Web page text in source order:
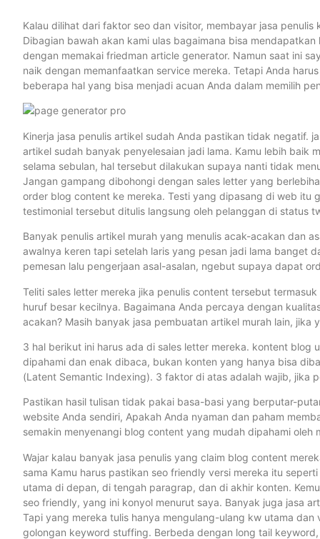
Kalau dilihat dari faktor seo dan visitor, membayar jasa
Dibagian bawah akan kami ulas bagaimana bisa
dengan memakai friedman article generator. Namun saat ini
naik dengan memanfaatkan service mereka. Tetapi Anda
beberapa hal yang bisa menjadi acuan Anda dalam memilih
Kinerja jasa penulis artikel sudah Anda pastikan tidak negatif.
artikel sudah banyak penyelesaian jadi lama. Kamu lebih
selama sebulan, hal tersebut dilakukan supaya nanti tidak
Jangan gampang dibohongi dengan sales letter yang
order blog content ke mereka. Testi yang dipasang di web itu
testimonial tersebut ditulis langsung oleh pelanggan di status
Banyak penulis artikel murah yang menulis acak-acakan dan
awalnya keren tapi setelah laris yang pesan jadi lama banget
pemesan lalu pengerjaan asal-asalan, ngebut supaya dapat
Teliti sales letter mereka jika penulis content tersebut
huruf besar kecilnya. Bagaimana Anda percaya dengan
acakan? Masih banyak jasa pembuatan artikel murah lain, jika
3 hal berikut ini harus ada di sales letter mereka. kontent
dipahami dan enak dibaca, bukan konten yang hanya bisa
(Latent Semantic Indexing). 3 faktor di atas adalah wajib, jika
Pastikan hasil tulisan tidak pakai basa-basi yang berputar-
website Anda sendiri, Apakah Anda nyaman dan paham
semakin menyenangi blog content yang mudah dipahami oleh
Wajar kalau banyak jasa penulis yang claim blog content
sama Kamu harus pastikan seo friendly versi mereka itu
utama di depan, di tengah paragrap, dan di akhir konten.
seo friendly, yang ini konyol menurut saya. Banyak juga jasa
Tapi yang mereka tulis hanya mengulang-ulang kw utama
golongan keyword stuffing. Berbeda dengan long tail